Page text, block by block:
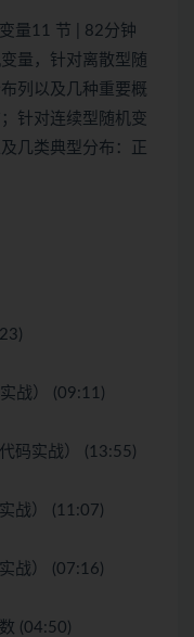
量11 节 | 82分钟
量，针对离散型随
列以及几种重要概
针对连续型随机变
几类典型分布：正
战） (09:11)
码实战） (13:55)
战） (11:07)
战） (07:16)
(04:50)